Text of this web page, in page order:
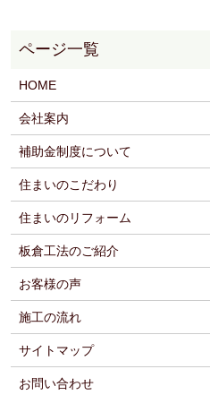
HOME
会社案内
補助金制度について
住まいのこだわり
住まいのリフォーム
板倉工法のご紹介
お客様の声
施工の流れ
サイトマップ
お問い合わせ